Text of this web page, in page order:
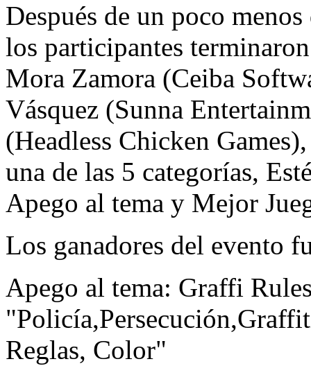
Después de un poco
los participantes
Mora Zamora (Ceiba
Vásquez (Sunna
(Headless Chicken
una de las 5 categorías,
Apego al tema y Mejor
Los ganadores del evento
Apego al tema: Graffi
Reglas, Color"